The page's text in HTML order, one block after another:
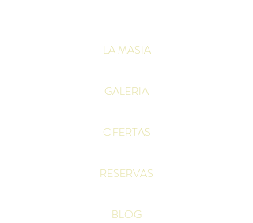
LA MASIA
GALERIA
OFERTAS
RESERVAS
BLOG